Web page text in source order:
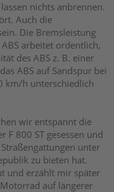
nichts anbrennen.
Auch die
Die Bremsleistung
arbeitet ordentlich,
des ABS z. B. einer
ABS auf Sandspur bei
km/h unterschiedlich
wir entspannt die
F 800 ST gesessen und
unter
zu bieten hat.
und erzählt mir später
auf längerer